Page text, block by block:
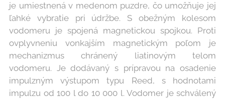
je umiestnená v medenom puzdre, čo umožňuje jej
ľahké vybratie pri údržbe. S obežným kolesom
vodomeru je spojená magnetickou spojkou. Proti
ovplyvneniu vonkajším magnetickým poľom je
mechanizmus chránený liatinovým telom
vodomeru. Je dodávaný s prípravou na osadenie
impulzným výstupom typu Reed, s hodnotami
impulzu od 100 l do 10 000 l. Vodomer je schválený